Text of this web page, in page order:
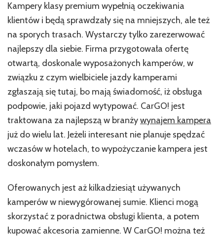
Kampery klasy premium wypełnią oczekiwania
klientów i będą sprawdzały się na mniejszych, ale też
na sporych trasach. Wystarczy tylko zarezerwować
najlepszy dla siebie. Firma przygotowała ofertę
otwartą, doskonale wyposażonych kamperów, w
związku z czym wielbiciele jazdy kamperami
zgłaszają się tutaj, bo mają świadomość, iż obsługa
podpowie, jaki pojazd wytypować. CarGO! jest
traktowana za najlepszą w branżywynajem kampera
już do wielu lat. Jeżeli interesant nie planuje spędzać
wczasów w hotelach, to wypożyczanie kampera jest
doskonałym pomysłem.
Oferowanych jest aż kilkadziesiąt używanych
kamperów w niewygórowanej sumie. Klienci mogą
skorzystać z poradnictwa obsługi klienta, a potem
kupować akcesoria zamienne. W CarGO! można też